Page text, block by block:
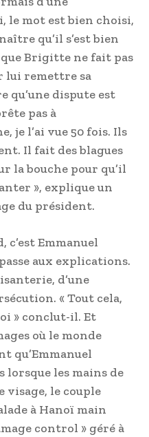
le mot est bien choisi,
qu’il s’est bien
Brigitte ne fait pas
lui remettre sa
qu’une dispute est
pas à
je l’ai vue 50 fois. Ils
Il fait des blagues
la bouche pour qu’il
», explique un
du président.
c’est Emmanuel
aux explications.
d’une
« Tout cela,
» conclut-il. Et
où le monde
qu’Emmanuel
lorsque les mains de
le couple
à Hanoï main
control » géré à